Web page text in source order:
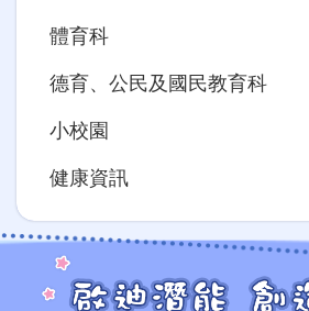
體育科
德育、公民及國民教育科
小校園
健康資訊